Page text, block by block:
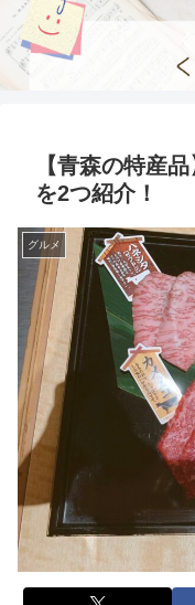
【青森の特産
を2つ紹介！
グルメ